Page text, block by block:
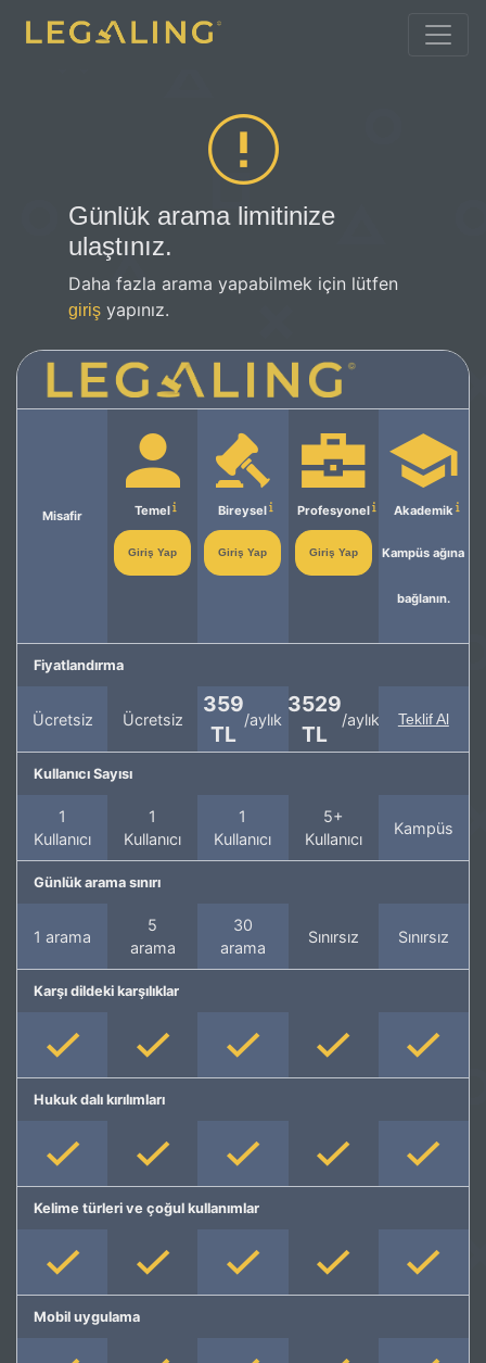
Günlük arama limitinize
ulaştınız.
Daha fazla arama yapabilmek için lütfen
giriş yapınız.
Misafir Temel
Giriş Yap
Bireysel
Giriş Yap
Profesyonel
Giriş Yap
Akademik
Kampüs ağına
bağlanın.
Fiyatlandırma
Ücretsiz Ücretsiz
359
TL
/aylık
3529
TL
/aylık Teklif Al
Kullanıcı Sayısı
1
Kullanıcı
1
Kullanıcı
1
Kullanıcı
5+
Kullanıcı
Kampüs
Günlük arama sınırı
1 arama
5
arama
30
arama
Sınırsız Sınırsız
Karşı dildeki karşılıklar
Hukuk dalı kırılımları
Kelime türleri ve çoğul kullanımlar
Mobil uygulama